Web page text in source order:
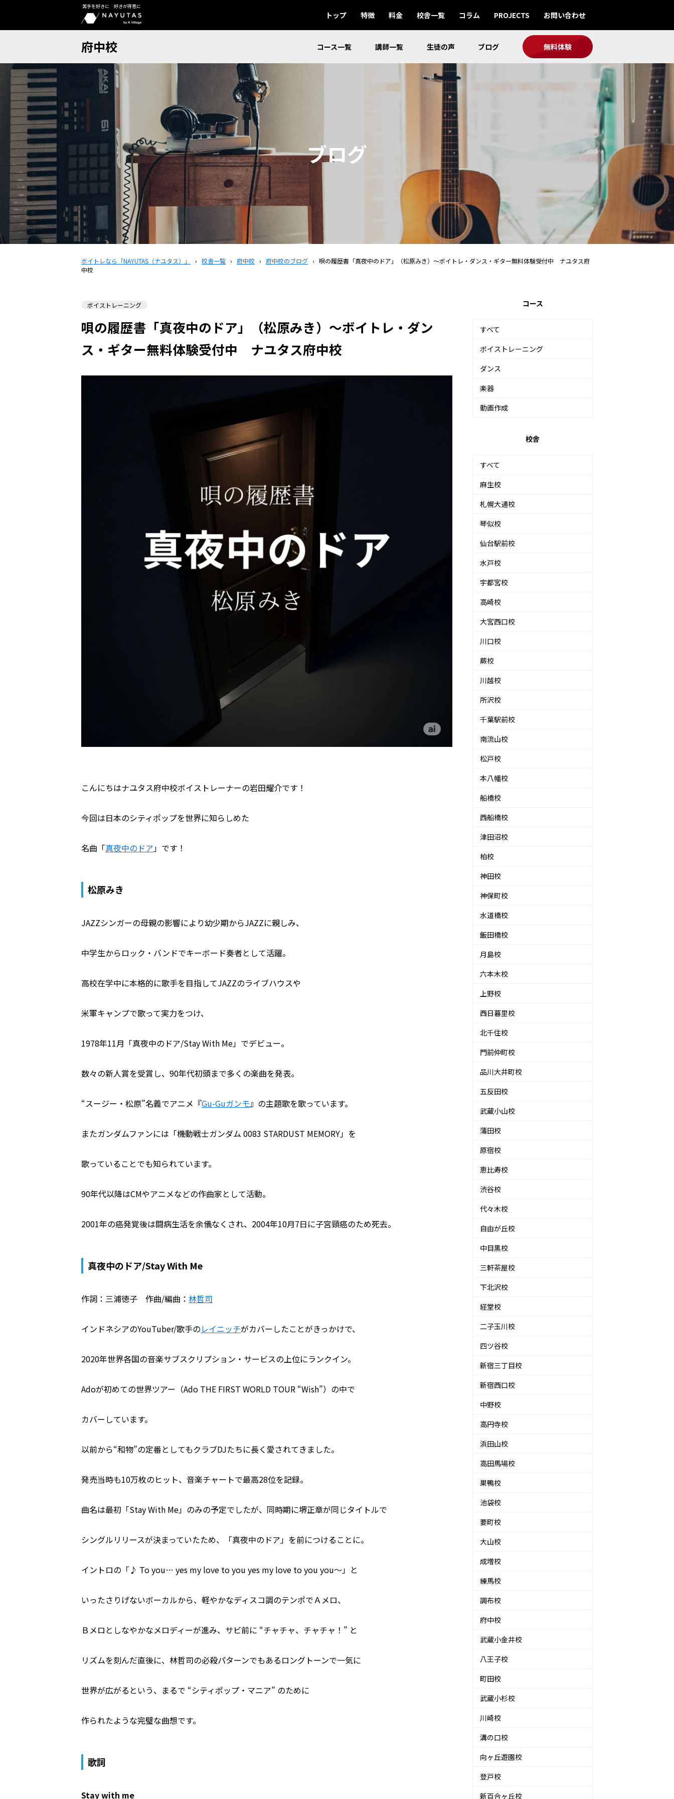
苦手を好きに 好きが得意に
トップ 特徴 料金 校舎一覧 コラム PROJECTS お問い合わせ
府中校 コース一覧 講師一覧 生徒の声 ブログ 無料体験
ブログ
ボイトレなら「NAYUTAS（ナユタス）」 › 校舎一覧 › 府中校 › 府中校のブログ › 唄の履歴書「真夜中のドア」（松原みき）～ボイトレ・ダンス・ギター無料体験受付中 ナユタス府
中校
ボイストレーニング
唄の履歴書「真夜中のドア」（松原みき）～ボイトレ・ダン
ス・ギター無料体験受付中 ナユタス府中校
こんにちはナユタス府中校ボイストレーナーの岩田耀介です！
今回は日本のシティポップを世界に知らしめた
名曲「真夜中のドア」です！
松原みき
JAZZシンガーの母親の影響により幼少期からJAZZに親しみ、
中学生からロック・バンドでキーボード奏者として活躍。
高校在学中に本格的に歌手を目指してJAZZのライブハウスや
米軍キャンプで歌って実力をつけ、
1978年11月「真夜中のドア/Stay With Me」でデビュー。
数々の新人賞を受賞し、90年代初頭まで多くの楽曲を発表。
“スージー・松原”名義でアニメ『Gu-Guガンモ』の主題歌を歌っています。
またガンダムファンには「機動戦士ガンダム 0083 STARDUST MEMORY」を
歌っていることでも知られています。
90年代以降はCMやアニメなどの作曲家として活動。
2001年の癌発覚後は闘病生活を余儀なくされ、2004年10月7日に子宮頸癌のため死去。
真夜中のドア/Stay With Me
作詞：三浦徳子 作曲/編曲： 林哲司
インドネシアのYouTuber/歌手のレイニッチがカバーしたことがきっかけで、
2020年世界各国の音楽サブスクリプション・サービスの上位にランクイン。
Adoが初めての世界ツアー（Ado THE FIRST WORLD TOUR “Wish”）の中で
カバーしています。
以前から“和物”の定番としてもクラブDJたちに長く愛されてきました。
発売当時も10万枚のヒット、音楽チャートで最高28位を記録。
曲名は最初「Stay With Me」のみの予定でしたが、同時期に堺正章が同じタイトルで
シングルリリースが決まっていたため、「真夜中のドア」を前につけることに。
イントロの「♪ To you… yes my love to you yes my love to you you～」と
いったさりげないボーカルから、軽やかなディスコ調のテンポでＡメロ、
Ｂメロとしなやかなメロディーが進み、サビ前に “チャチャ、チャチャ！” と
リズムを刻んだ直後に、林哲司の必殺パターンでもあるロングトーンで一気に
世界が広がるという、まるで “シティポップ・マニア” のために
作られたような完璧な曲想です。
歌詞
Stay with me
コース
すべて
ボイストレーニング
ダンス
楽器
動画作成
校舎
すべて
麻生校
札幌大通校
琴似校
仙台駅前校
水戸校
宇都宮校
高崎校
大宮西口校
川口校
蕨校
川越校
所沢校
千葉駅前校
南流山校
松戸校
本八幡校
船橋校
西船橋校
津田沼校
柏校
神田校
神保町校
水道橋校
飯田橋校
月島校
六本木校
上野校
西日暮里校
北千住校
門前仲町校
品川大井町校
五反田校
武蔵小山校
蒲田校
原宿校
恵比寿校
渋谷校
代々木校
自由が丘校
中目黒校
三軒茶屋校
下北沢校
経堂校
二子玉川校
四ツ谷校
新宿三丁目校
新宿西口校
中野校
高円寺校
浜田山校
高田馬場校
巣鴨校
池袋校
要町校
大山校
成増校
練馬校
調布校
府中校
武蔵小金井校
八王子校
町田校
武蔵小杉校
川崎校
溝の口校
向ヶ丘遊園校
登戸校
新百合ヶ丘校